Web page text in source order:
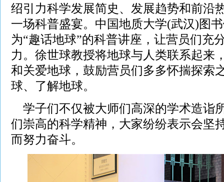
绍引力科学发展简史、发展趋势和前沿
一场科普盛宴。中国地质大学(武汉)图
为“趣话地球”的科普讲座，让营员们充
力。徐世球教授将地球与人类联系起来
和关爱地球，鼓励营员们多多怀揣探索
球、了解地球。
学子们不仅被大师们高深的学术造诣
们崇高的科学精神，大家纷纷表示会坚
而努力奋斗。